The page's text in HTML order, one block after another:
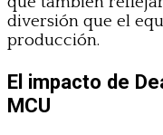
diversión que el
producción.
El impacto de
MCU